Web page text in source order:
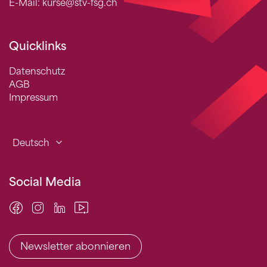
E-Mail: kurse@stv-fsg.ch
Quicklinks
Datenschutz
AGB
Impressum
Deutsch
Social Media
Newsletter abonnieren